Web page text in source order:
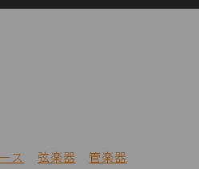
ス 弦楽器 管楽器